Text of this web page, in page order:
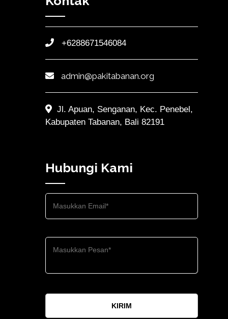
+6288671546084
admin@pakitabanan.org
Jl. Apuan, Senganan, Kec. Penebel,
Kabupaten Tabanan, Bali 82191
Hubungi Kami
KIRIM